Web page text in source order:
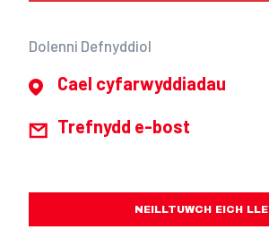
Dolenni Defnyddiol
Cael cyfarwyddiadau
Trefnydd e-bost
NEILLTUWCH EICH LLE